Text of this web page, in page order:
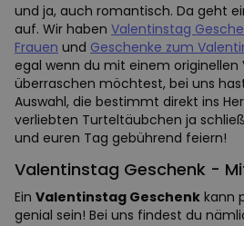
und ja, auch romantisch. Da geht
auf. Wir haben Valentinstag
Frauen und Geschenke zum
egal wenn du mit einem originellen
überraschen möchtest, bei uns
Auswahl, die bestimmt direkt ins
verliebten Turteltäubchen ja
und euren Tag gebührend feiern!
Valentinstag Geschenk -
Ein Valentinstag Geschenk kann
genial sein! Bei uns findest du